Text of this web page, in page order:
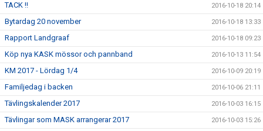
TACK !! 2016-10-18 20:14
Bytardag 20 november 2016-10-18 13:33
Rapport Landgraaf 2016-10-18 09:23
Köp nya KASK mössor och pannband 2016-10-13 11:54
KM 2017 - Lördag 1/4 2016-10-09 20:19
Familjedag i backen 2016-10-06 21:11
Tävlingskalender 2017 2016-10-03 16:15
Tävlingar som MASK arrangerar 2017 2016-10-03 15:26